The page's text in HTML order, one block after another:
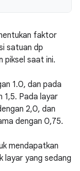
faktor
satuan dp
piksel saat ini.
1.0, dan pada
1,5. Pada layar
2,0, dan
dengan 0,75.
mendapatkan
layar yang sedang